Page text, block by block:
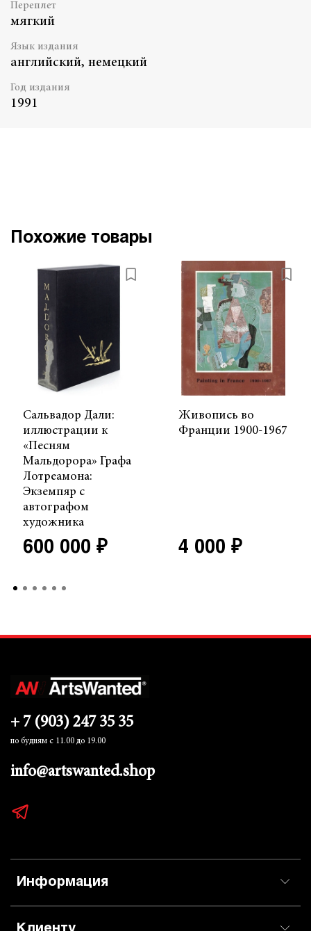
Переплет
мягкий
Язык издания
английский, немецкий
Год издания
1991
Похожие товары
Сальвадор Дали:
иллюстрации к
«Песням
Мальдорора» Графа
Лотреамона:
Экземпяр с
автографом
художника
600 000 ₽
Живопись во
Франции 1900-1967
4 000 ₽
Информация
+ 7 (903) 247 35 35
по будням с 11.00 до 19.00
info@artswanted.shop